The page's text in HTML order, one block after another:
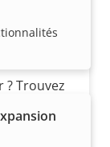
Trouvez
produits